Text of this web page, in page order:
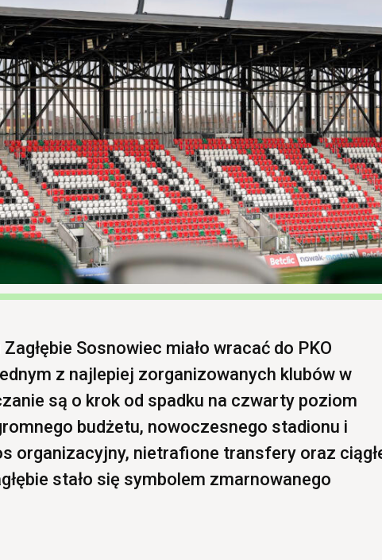
Sosnowiec miało wracać do PKO
z najlepiej zorganizowanych klubów w
są o krok od spadku na czwarty poziom
budżetu, nowoczesnego stadionu i
organizacyjny, nietrafione transfery oraz
stało się symbolem zmarnowanego